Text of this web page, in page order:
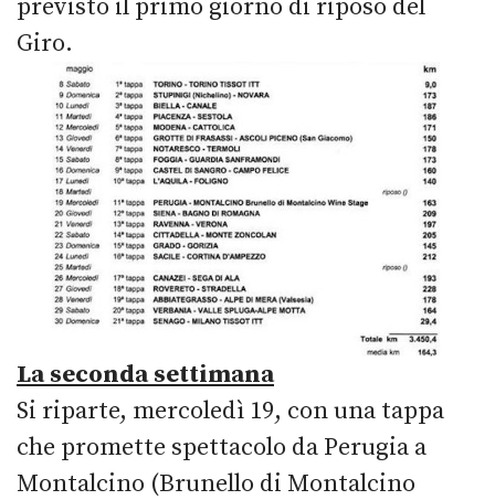
previsto il primo giorno di riposo del
Giro.
La seconda settimana
Si riparte, mercoledì 19, con una tappa
che promette spettacolo da Perugia a
Montalcino (Brunello di Montalcino